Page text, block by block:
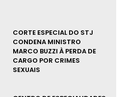
CORTE ESPECIAL DO STJ
CONDENA MINISTRO
MARCO BUZZI À PERDA DE
CARGO POR CRIMES
SEXUAIS